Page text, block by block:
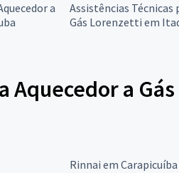
a
Assistências Técnicas
Gás Lorenzetti em
a
Rinnai em Carapicuíba